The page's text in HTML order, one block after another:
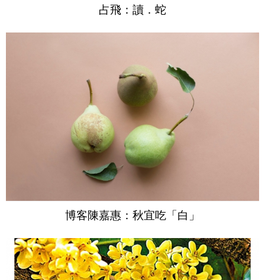
占飛：讀．蛇
博客陳嘉惠：秋宜吃「白」